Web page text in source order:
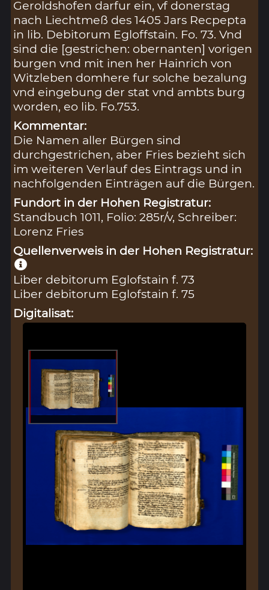
Geroldshofen darfur ein, vf donerstag
nach Liechtmeß des 1405 Jars Recpepta
in lib. Debitorum Egloffstain. Fo. 73. Vnd
sind die [gestrichen: obernanten] vorigen
burgen vnd mit inen her Hainrich von
Witzleben domhere fur solche bezalung
vnd eingebung der stat vnd ambts burg
worden, eo lib. Fo.753.
Kommentar:
Die Namen aller Bürgen sind
durchgestrichen, aber Fries bezieht sich
im weiteren Verlauf des Eintrags und in
nachfolgenden Einträgen auf die Bürgen.
Fundort in der Hohen Registratur:
Standbuch 1011, Folio: 285r/v, Schreiber:
Lorenz Fries
Quellenverweis in der Hohen Registratur:
Liber debitorum Eglofstain f. 73
Liber debitorum Eglofstain f. 75
Digitalisat: